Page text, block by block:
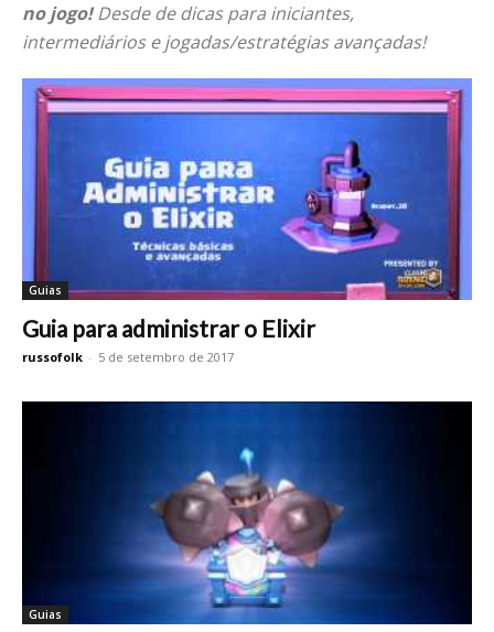
no jogo!Desde de dicas para iniciantes,
intermediários e jogadas/estratégias avançadas!
Guias
Guia para administrar o Elixir
russofolk - 5 de setembro de 2017
Guias